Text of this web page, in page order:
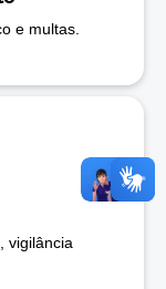
e multas.
vigilância